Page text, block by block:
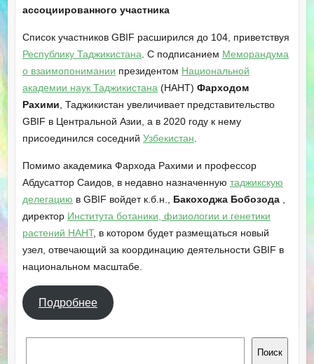
ассоциированного участника
Список участников GBIF расширился до 104, приветствуя
Республику Таджикистана . С подписанием Меморандума
о взаимопонимании президентом Национальной
академии наук Таджикистана (НАНТ) Фарходом
Рахими , Таджикистан увеличивает представительство
GBIF в Центральной Азии, а в 2020 году к нему
присоединился соседний Узбекистан
Помимо академика Фархода Рахими и профессор
Абдусаттор Саидов, в недавно назначенную таджикскую
делегацию в GBIF войдет к.б.н., Бакоходжа Бобозода,
директор Института ботаники, физиологии и генетики
растений НАНТ, в котором будет размещаться новый
узел, отвечающий за координацию деятельности GBIF в
национальном масштабе.
Подробнее
Поиск